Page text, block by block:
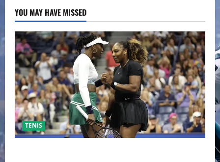
YOU MAY HAVE MISSED
TENIS